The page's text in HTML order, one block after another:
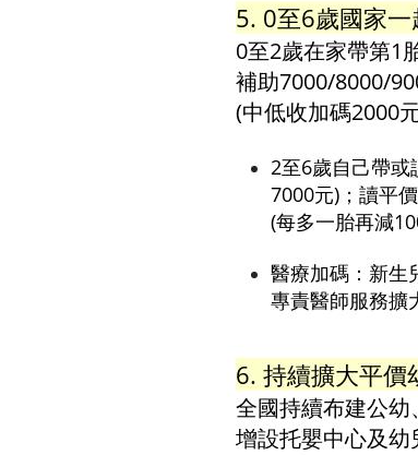
5. 0至6歲國家一
0至2歲在家帶第1
補助7000/8000/
(中低收加碼2000
2至6歲自己帶或
7000元)；讀平
(每多一胎再減
醫療加碼：新生
專責醫師服務擴
6. 持續擴大平價
全國持續布建公
增設托嬰中心及幼